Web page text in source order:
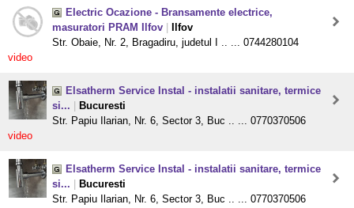
Electric Ocazione - Bransamente electrice,
masuratori PRAM Ilfov
Ilfov
Str. Obaie, Nr. 2, Bragadiru, judetul I .. ... 0744280104
video
Elsatherm Service Instal - instalatii sanitare, termice
si...
Bucuresti
Str. Papiu Ilarian, Nr. 6, Sector 3, Buc .. ... 0770370506
video
Elsatherm Service Instal - instalatii sanitare, termice
si...
Bucuresti
Str. Papiu Ilarian, Nr. 6, Sector 3, Buc .. ... 0770370506